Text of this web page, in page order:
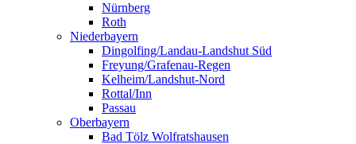
Nürnberg
Roth
Niederbayern
Dingolfing/Landau-Landshut Süd
Freyung/Grafenau-Regen
Kelheim/Landshut-Nord
Rottal/Inn
Passau
Oberbayern
Bad Tölz Wolfratshausen